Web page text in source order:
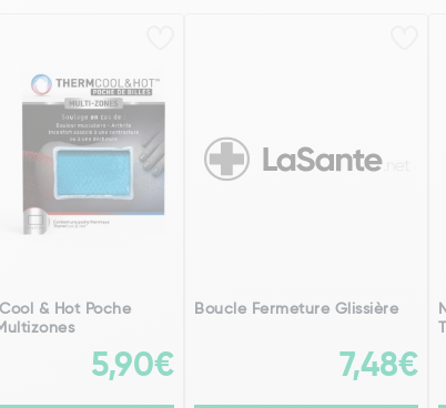
& Hot Poche
5,90€
Boucle Fermeture Glissière
7,48€